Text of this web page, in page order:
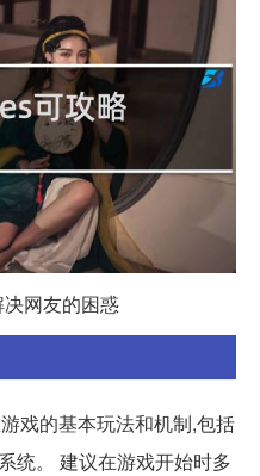
决网友的困惑
戏的基本玩法和机制,包括
统。 建议在游戏开始时多